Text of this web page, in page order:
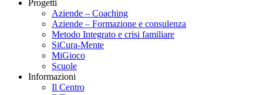
Progetti
Aziende – Coaching
Aziende – Formazione e consulenza
Metodo Integrato e crisi familiare
SiCura-Mente
MiGioco
Scuole
Informazioni
Il Centro